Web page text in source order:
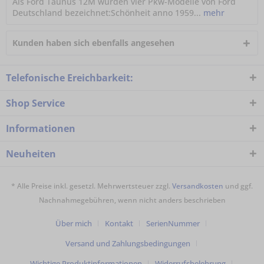
Deutschland bezeichnet:Schönheit anno 1959... mehr
Kunden haben sich ebenfalls angesehen
Telefonische Ereichbarkeit:
Shop Service
Informationen
Neuheiten
* Alle Preise inkl. gesetzl. Mehrwertsteuer zzgl. Versandkosten und ggf.
Nachnahmegebühren, wenn nicht anders beschrieben
Über mich Kontakt
SerienNummer
Versand und Zahlungsbedingungen